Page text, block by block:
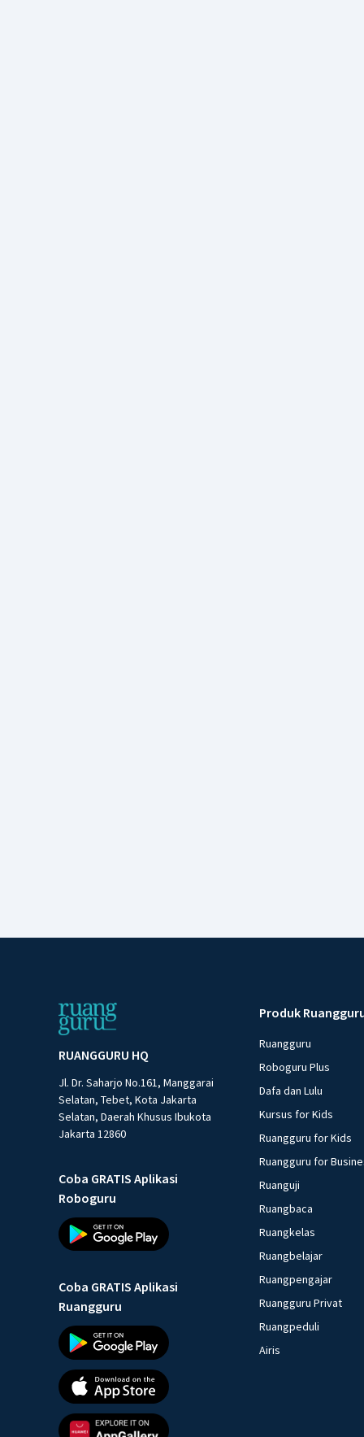
RUANGGURU HQ
Jl. Dr. Saharjo No.161, Manggarai
Selatan, Tebet, Kota Jakarta
Selatan, Daerah Khusus Ibukota
Jakarta 12860
Coba GRATIS Aplikasi
Roboguru
Coba GRATIS Aplikasi
Ruangguru
Produk
Ruangguru
Roboguru Plus
Dafa dan Lulu
Kursus for Kids
Ruangguru for Kids
Ruangguru for
Ruanguji
Ruangbaca
Ruangkelas
Ruangbelajar
Ruangpengajar
Ruangguru Privat
Ruangpeduli
Airis